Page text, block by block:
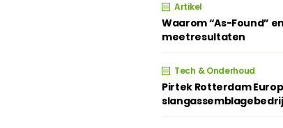
Artikel
Waarom “As-Found”
meetresultaten
Tech & Onderhoud
Pirtek Rotterdam